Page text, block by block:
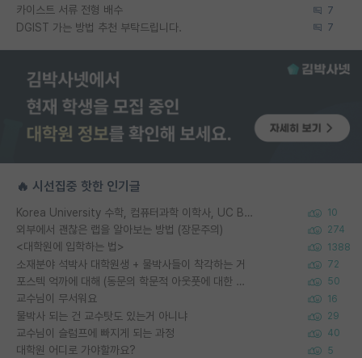
카이스트 서류 전형 배수 7
DGIST 가는 방법 추천 부탁드립니다. 7
🔥 시선집중 핫한 인기글
Korea University 수학, 컴퓨터과학 이학사, UC Berkeley 산업공학 대학원 공학박사가 되는 것은 쉽지 않겠죠? 10
외부에서 괜찮은 랩을 알아보는 방법 (장문주의) 274
<대학원에 입학하는 법> 1388
소재분야 석박사 대학원생 + 물박사들이 착각하는 거 72
포스텍 억까에 대해 (동문의 학문적 아웃풋에 대한 반박) 50
교수님이 무서워요 16
물박사 되는 건 교수탓도 있는거 아니냐 29
교수님이 슬럼프에 빠지게 되는 과정 40
대학원 어디로 가야할까요? 5